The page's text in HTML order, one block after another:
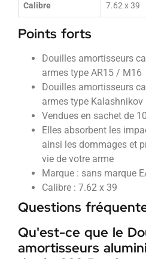
Calibre 7.62 x 39
Points forts
Douilles amortisseurs
armes type AR15 / M16
Douilles amortisseurs
armes type Kalashnikov
Vendues en sachet de 10
Elles absorbent les
ainsi les dommages et
vie de votre arme
Marque : sans marque
Calibre : 7.62 x 39
Questions
Qu'est-ce que le
amortisseurs